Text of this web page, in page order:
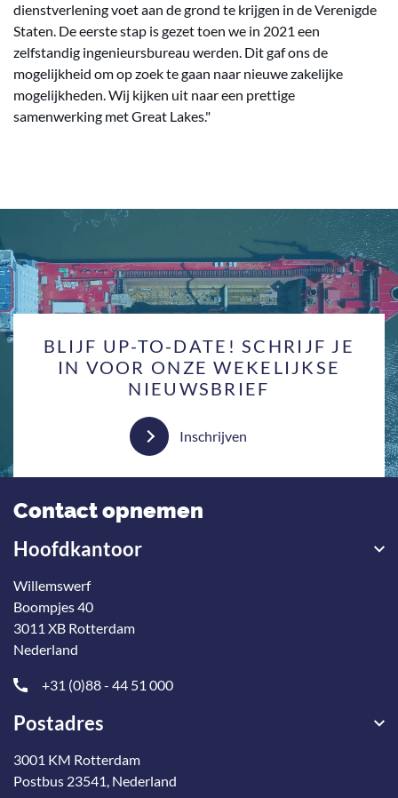
dienstverlening voet aan de grond te krijgen in de Verenigde
Staten. De eerste stap is gezet toen we in 2021 een
zelfstandig ingenieursbureau werden. Dit gaf ons de
mogelijkheid om op zoek te gaan naar nieuwe zakelijke
mogelijkheden. Wij kijken uit naar een prettige
samenwerking met Great Lakes."
BLIJF UP-TO-DATE! SCHRIJF JE
IN VOOR ONZE WEKELIJKSE
NIEUWSBRIEF
Inschrijven
Contact opnemen
Hoofdkantoor
Willemswerf
Boompjes 40
3011 XB Rotterdam
Nederland
+31 (0)88 - 44 51 000
Postadres
3001 KM Rotterdam
Postbus 23541, Nederland